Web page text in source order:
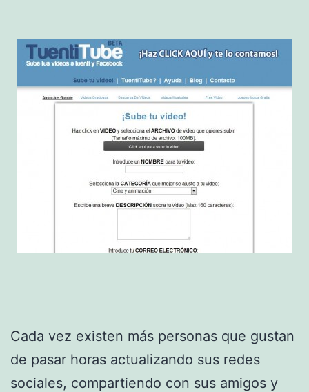
Cada vez existen más personas que gustan
de pasar horas actualizando sus redes
sociales, compartiendo con sus amigos y